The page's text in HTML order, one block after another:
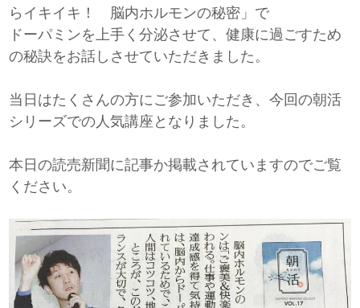
らイキイキ！ 脳内ホルモンの秘密」で
ドーパミンを上手く分泌させて、健康に過ごすため
の秘訣をお話しさせていただきました。
当日はたくさんの方にご参加いただき、今回の朝活
シリーズでの人気講座となりました。
本日の読売新聞に記事か掲載されていますのでご覧
ください。